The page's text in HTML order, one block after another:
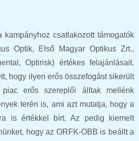
kampányhoz csatlakozott támogatók
Optik, Első Magyar Optikus Zrt.,
Optirisk) értékes felajánlásait.
hogy ilyen erős összefogást sikerült
erős szereplői álltak mellénk
terén is, ami azt mutatja, hogy a
is értékkel bírt. Az pedig kiemelt
hogy az ORFK-OBB is beállt a